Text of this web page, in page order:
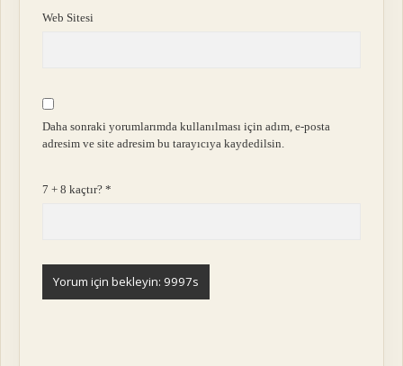
Web Sitesi
Daha sonraki yorumlarımda kullanılması için adım, e-posta
adresim ve site adresim bu tarayıcıya kaydedilsin.
7 + 8 kaçtır?*